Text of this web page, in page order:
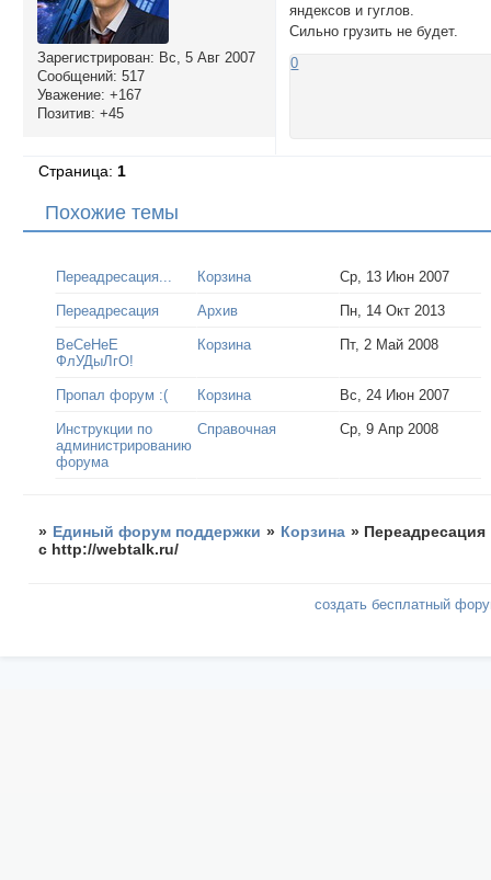
Зарегистрирован: Вс, 5 Авг 2007
Сообщений: 517
Уважение: +167
Позитив: +45
яндексов и гуглов.
Сильно грузить не будет.
0
Страница:1
Похожие темы
Переадресация... Корзина Ср, 13 Июн 2007
Переадресация Архив Пн, 14 Окт 2013
ВеСеНеЕ
ФлУДыЛгО!
Корзина Пт, 2 Май 2008
Пропал форум :( Корзина Вс, 24 Июн 2007
Инструкции по
администрированию
форума
Справочная Ср, 9 Апр 2008
» Единый форум поддержки » Корзина » Переадресация
с http://webtalk.ru/
создать бесплатный